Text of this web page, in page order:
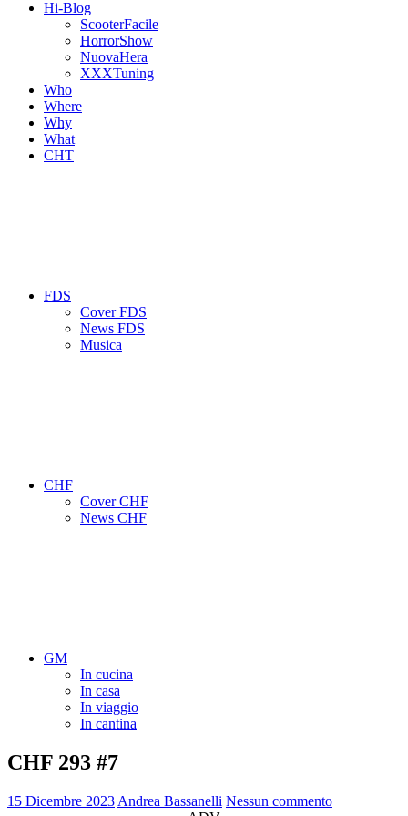
Hi-Blog
ScooterFacile
HorrorShow
NuovaHera
XXXTuning
Who
Where
Why
What
CHT
FDS
Cover FDS
News FDS
Musica
CHF
Cover CHF
News CHF
GM
In cucina
In casa
In viaggio
In cantina
CHF 293 #7
15 Dicembre 2023 Andrea Bassanelli Nessun commento